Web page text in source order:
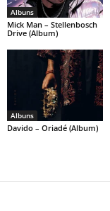
Albuns
Mick Man – Stellenbosch
Drive (Album)
Albuns
Davido – Oriadé (Album)